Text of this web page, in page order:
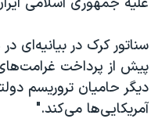
سناتور کرک در بیانیه‌ای
پیش از پرداخت
دیگر حامیان تروریسم
آمریکایی‌ها می‌کند."